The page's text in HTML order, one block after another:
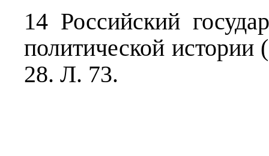
14 Российский
политической
28. Л. 73.